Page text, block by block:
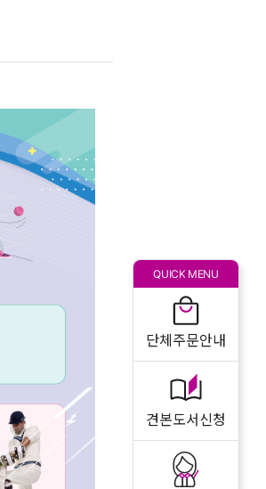
QUICK MENU
단체주문안내
견본도서신청